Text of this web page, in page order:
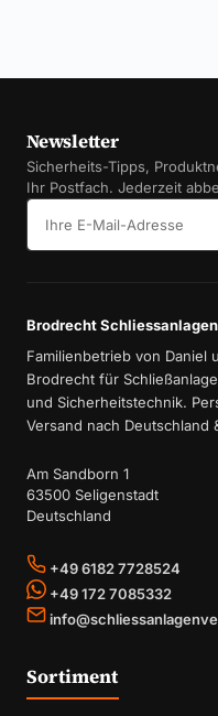
Newsletter
Sicherheits-Tipps,
Ihr Postfach. Jederzeit
Brodrecht
Familienbetrieb von Daniel
Brodrecht für
und Sicherheitstechnik.
Versand nach Deutschland
Am Sandborn 1
63500 Seligenstadt
Deutschland
+49 6182 7728524
+49 172 7085332
Sortiment